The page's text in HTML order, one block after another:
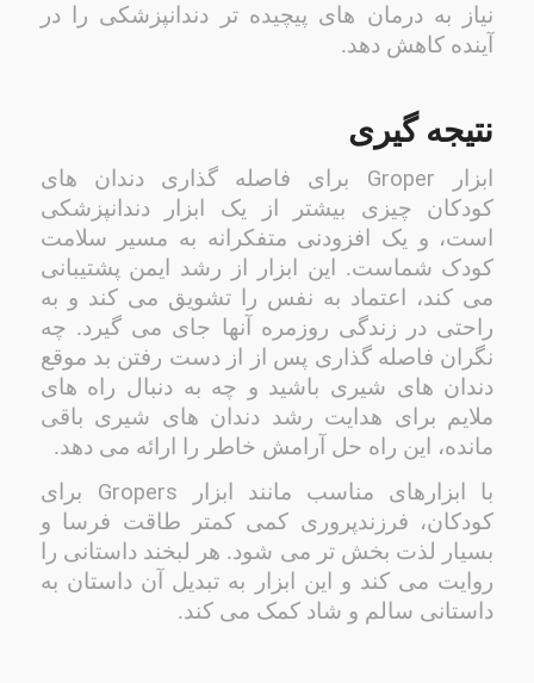
نیاز به درمان های پیچیده تر دندانپزشکی را در
آینده کاهش دهد.
نتیجه گیری
ابزار Groper
برای فاصله گذاری دندان های
کودکان چیزی بیشتر از یک ابزار دندانپزشکی
است، و یک افزودنی متفکرانه به مسیر سلامت
کودک شماست. این ابزار از رشد ایمن پشتیبانی
می کند، اعتماد به نفس را تشویق می کند و به
راحتی در زندگی روزمره آنها جای می گیرد. چه
نگران فاصله گذاری پس از از دست رفتن بد موقع
دندان های شیری باشید و چه به دنبال راه های
ملایم برای هدایت رشد دندان های شیری باقی
مانده، این راه حل آرامش خاطر را ارائه می دهد.
با ابزارهای مناسب مانند ابزار
Gropers
برای
کودکان، فرزندپروری کمی کمتر طاقت فرسا و
بسیار لذت بخش تر می شود. هر لبخند داستانی را
روایت می کند و این ابزار به تبدیل آن داستان به
داستانی سالم و شاد کمک می کند.